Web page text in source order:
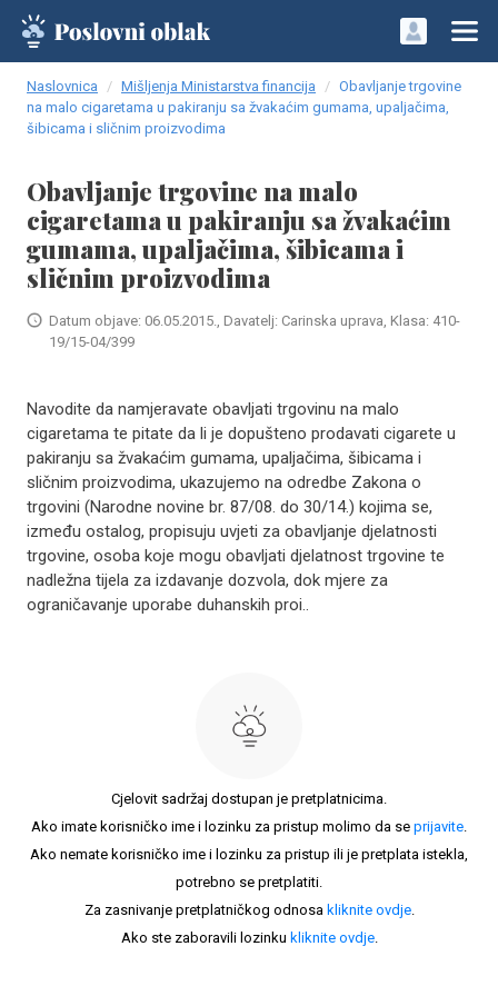
Naslovnica Mišljenja Ministarstva financija
Obavljanje trgovine
na malo cigaretama u pakiranju sa žvakaćim gumama, upaljačima,
šibicama i sličnim proizvodima
Obavljanje trgovine na malo
cigaretama u pakiranju sa žvakaćim
gumama, upaljačima, šibicama i
sličnim proizvodima
Datum objave: 06.05.2015., Davatelj: Carinska uprava, Klasa: 410-
19/15-04/399
Navodite da namjeravate obavljati trgovinu na malo
cigaretama te pitate da li je dopušteno prodavati cigarete u
pakiranju sa žvakaćim gumama, upaljačima, šibicama i
sličnim proizvodima, ukazujemo na odredbe Zakona o
trgovini (Narodne novine br. 87/08. do 30/14.) kojima se,
između ostalog, propisuju uvjeti za obavljanje djelatnosti
trgovine, osoba koje mogu obavljati djelatnost trgovine te
nadležna tijela za izdavanje dozvola, dok mjere za
ograničavanje uporabe duhanskih proi..
Cjelovit sadržaj dostupan je pretplatnicima.
Ako imate korisničko ime i lozinku za pristup molimo da se prijavite.
Ako nemate korisničko ime i lozinku za pristup ili je pretplata istekla,
potrebno se pretplatiti.
Za zasnivanje pretplatničkog odnosa kliknite ovdje.
Ako ste zaboravili lozinku kliknite ovdje.